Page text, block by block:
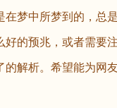
梦中所梦到的，总
的预兆，或者需要
解析。希望能为网